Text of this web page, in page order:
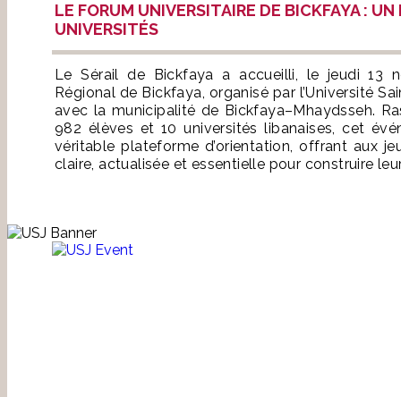
LE FORUM UNIVERSITAIRE DE BICKFAYA :
UNIVERSITÉS
Le Sérail de Bickfaya a accueilli, le jeudi 13
Régional de Bickfaya, organisé par l’Université
avec la municipalité de Bickfaya–Mhaydsseh.
982 élèves et 10 universités libanaises, cet
véritable plateforme d’orientation, offrant aux
claire, actualisée et essentielle pour construire